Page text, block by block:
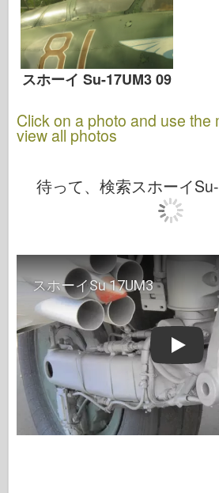
スホーイ Su-17UM3 09
Click on a photo and use the
view all photos
待って、検索スホーイ
Play